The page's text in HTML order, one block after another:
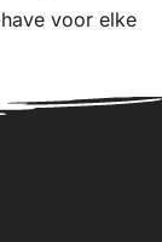
voor elke